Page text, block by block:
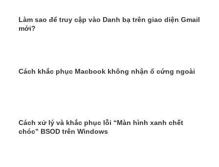
Làm sao để truy cập vào Danh bạ trên giao diện Gmail
mới?
Cách khắc phục Macbook không nhận ổ cứng ngoài
Cách xử lý và khắc phục lỗi “Màn hình xanh chết
chóc” BSOD trên Windows